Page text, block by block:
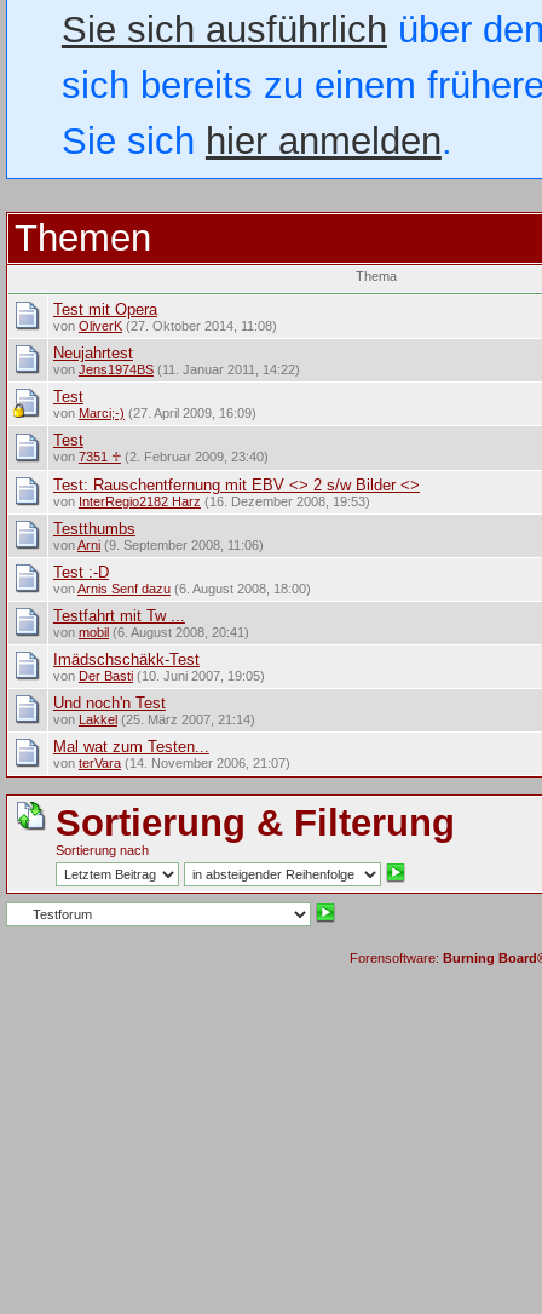
Sie sich ausführlich über
sich bereits zu einem
Sie sich hier anmelden.
Themen
Thema
Test mit Opera
von OliverK(27. Oktober 2014, 11:08)
Neujahrtest
von Jens1974BS(11. Januar 2011, 14:22)
Test
von Marci;-) (27. April 2009, 16:09)
Test
von 7351 ♱(2. Februar 2009, 23:40)
Test: Rauschentfernung mit EBV <> 2 s/w Bilder <>
von InterRegio2182 Harz (16. Dezember 2008, 19:53)
Testthumbs
vonArni(9. September 2008, 11:06)
Test :-D
vonArnis Senf dazu(6. August 2008, 18:00)
Testfahrt mit Tw ...
von mobil(6. August 2008, 20:41)
Imädschschäkk-Test
von Der Basti(10. Juni 2007, 19:05)
Und noch'n Test
von Lakkel(25. März 2007, 21:14)
Mal wat zum Testen...
von terVara(14. November 2006, 21:07)
Sortierung & Filterung
Sortierung nach
Forensoftware: Burning